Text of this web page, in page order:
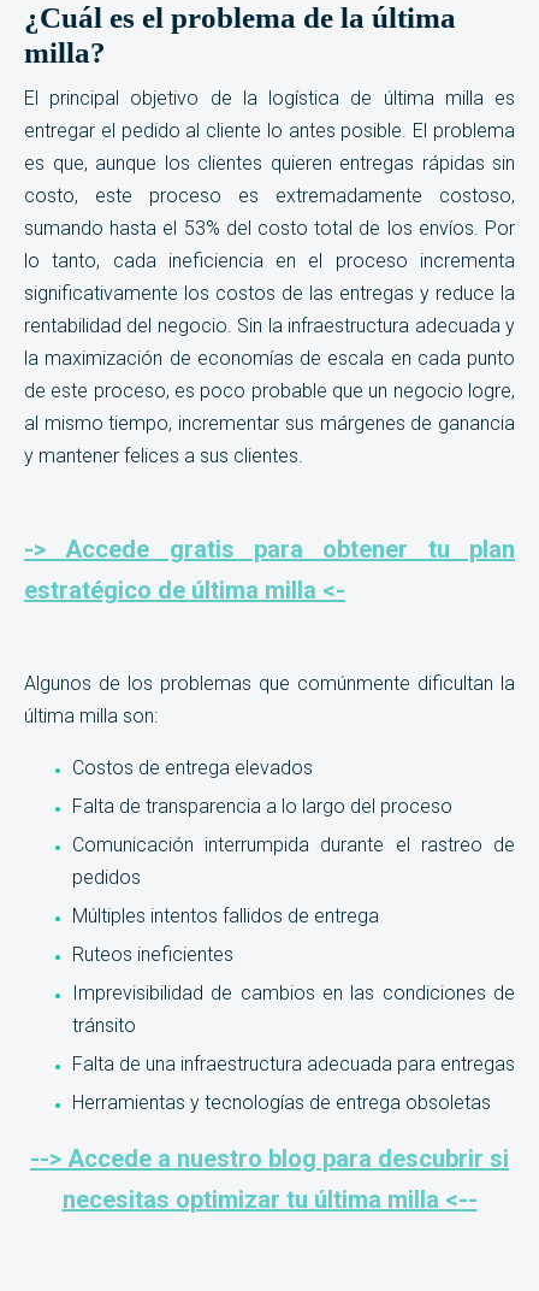
¿Cuál es el problema de la última
milla?
El principal objetivo de la logística de última milla es
entregar el pedido al cliente lo antes posible. El problema
es que, aunque los clientes quieren entregas rápidas sin
costo, este proceso es extremadamente costoso,
sumando hasta el 53% del costo total de los envíos. Por
lo tanto, cada ineficiencia en el proceso incrementa
significativamente los costos de las entregas y reduce la
rentabilidad del negocio. Sin la infraestructura adecuada y
la maximización de economías de escala en cada punto
de este proceso, es poco probable que un negocio logre,
al mismo tiempo, incrementar sus márgenes de ganancia
y mantener felices a sus clientes.
-> Accede gratis para obtener tu plan
estratégico de última milla <-
Algunos de los problemas que comúnmente dificultan la
última milla son:
Costos de entrega elevados
Falta de transparencia a lo largo del proceso
Comunicación interrumpida durante el rastreo de
pedidos
Múltiples intentos fallidos de entrega
Ruteos ineficientes
Imprevisibilidad de cambios en las condiciones de
tránsito
Falta de una infraestructura adecuada para entregas
Herramientas y tecnologías de entrega obsoletas
--> Accede a nuestro blog para descubrir si
necesitas optimizar tu última milla <--